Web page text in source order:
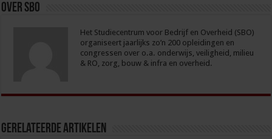
Over sbo
Het Studiecentrum voor Bedrijf en Overheid (SBO)
organiseert jaarlijks zo’n 200 opleidingen en
congressen over o.a. onderwijs, veiligheid, milieu
& RO, zorg, bouw & infra en overheid.
Gerelateerde Artikelen